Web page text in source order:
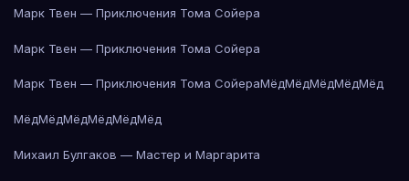
Марк Твен — Приключения Тома Сойера
Марк Твен — Приключения Тома Сойера
Марк Твен — Приключения Тома СойераМёдМёдМёдМёдМёд
МёдМёдМёдМёдМёдМёд
Михаил Булгаков — Мастер и Маргарита